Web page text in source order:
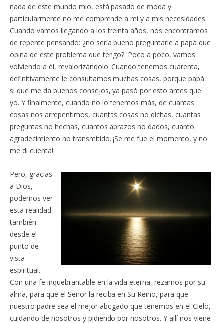
nada de este mundo mío, está pasado de moda y
particularmente no me comprende a mí y a mis necesidades.
Cuando vamos llegando a los treinta años, nos encontramos
de repente pensando: ¿no sería bueno preguntarle a papá que
opina de este problema que tengo?. Poco a poco, vamos
volviendo a él, revalorizándolo. Cuando tenemos cuarenta,
definitivamente le consultamos muchas cosas, porque papá
si que me da buenos consejos, ya pasó por esto antes que
yo. Y finalmente, cuando no lo tenemos más, de cuantas
cosas nos arrepentimos, cuantas cosas no dichas, cuantas
preguntas no hechas, cuantos abrazos no dados, cuanto
agradecimiento no transmitido. ¡Se me fue el momento, y no
me di cuenta!.
Pero, gracias
a Dios,
podemos ver
esta realidad
también
desde el
punto de
vista
espiritual.
Con una fe inquebrantable en la vida eterna, rezamos por su
alma, para que el Señor la reciba en Su Reino, para que
nuestro padre sea el mejor abogado que tenemos en el Cielo,
cuidando de nosotros y pidiendo por nosotros. Y allí nos viene